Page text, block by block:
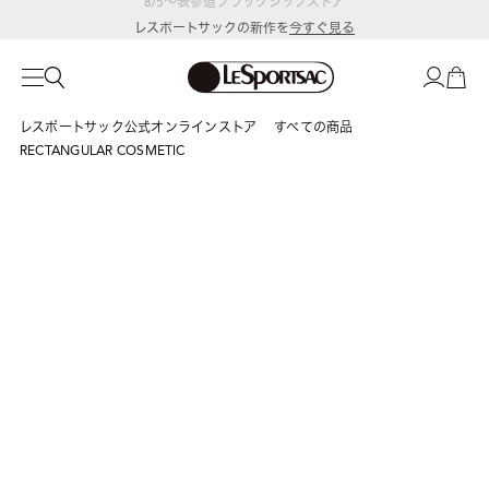
レスポートサックの新作を今すぐ見る
レスポートサック公式オンラインストア
すべての商品
RECTANGULAR COSMETIC